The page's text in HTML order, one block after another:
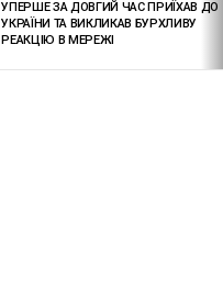
УПЕРШЕ ЗА ДОВГИЙ ЧАС ПРИЇХАВ ДО
УКРАЇНИ ТА ВИКЛИКАВ БУРХЛИВУ
РЕАКЦІЮ В МЕРЕЖІ